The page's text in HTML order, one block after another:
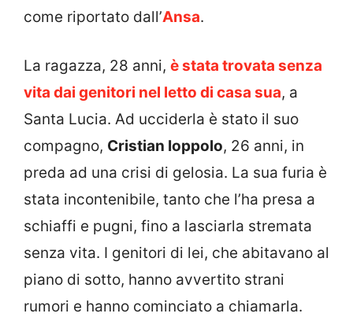
come riportato dall’Ansa.
La ragazza, 28 anni, è stata trovata senza
vita dai genitori nel letto di casa sua, a
Santa Lucia. Ad ucciderla è stato il suo
compagno, Cristian Ioppolo, 26 anni, in
preda ad una crisi di gelosia. La sua furia è
stata incontenibile, tanto che l’ha presa a
schiaffi e pugni, fino a lasciarla stremata
senza vita. I genitori di lei, che abitavano al
piano di sotto, hanno avvertito strani
rumori e hanno cominciato a chiamarla.